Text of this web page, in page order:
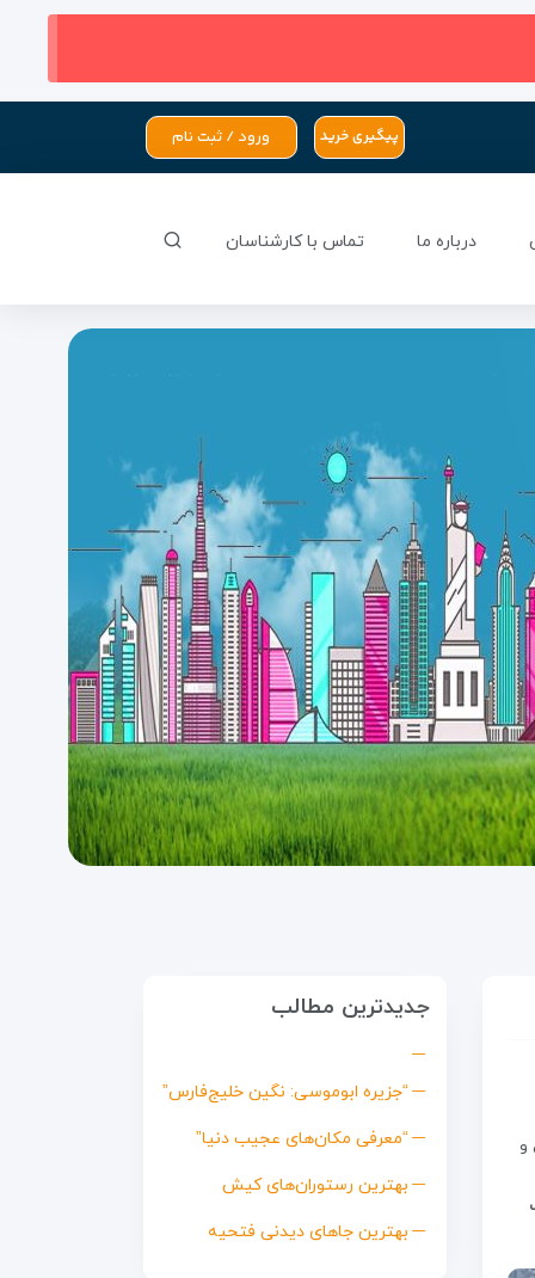
پیگیری خرید ورود / ثبت نام
درباره ما تماس با کارشناسان
و
جدیدترین مطالب
“جزیره ابوموسی: نگین خلیج‌فارس”
“معرفی مکان‌های عجیب دنیا”
بهترین رستوران‌های کیش
بهترین جاهای دیدنی فتحیه